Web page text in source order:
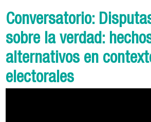
Conversatorio:
sobre la verdad:
alternativos en
electorales